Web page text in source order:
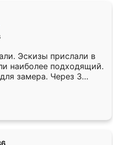
Эскизы прислали в
наиболее подходящий.
замера. Через 3
готова. Остались
Спасибо Ренессанс
работу!